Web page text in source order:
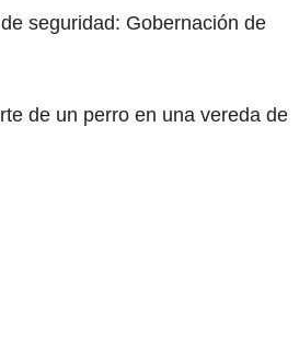
seguridad: Gobernación de
de un perro en una vereda de